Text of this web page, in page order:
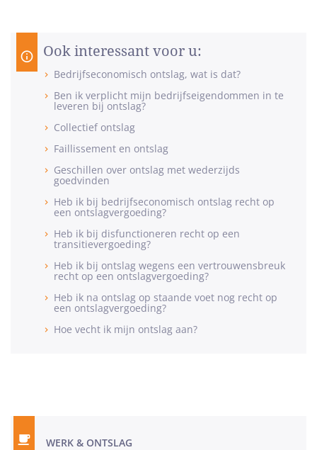
Ook interessant voor u:
Bedrijfseconomisch ontslag, wat is dat?
Ben ik verplicht mijn bedrijfseigendommen in te
leveren bij ontslag?
Collectief ontslag
Faillissement en ontslag
Geschillen over ontslag met wederzijds
goedvinden
Heb ik bij bedrijfseconomisch ontslag recht op
een ontslagvergoeding?
Heb ik bij disfunctioneren recht op een
transitievergoeding?
Heb ik bij ontslag wegens een vertrouwensbreuk
recht op een ontslagvergoeding?
Heb ik na ontslag op staande voet nog recht op
een ontslagvergoeding?
Hoe vecht ik mijn ontslag aan?
WERK & ONTSLAG